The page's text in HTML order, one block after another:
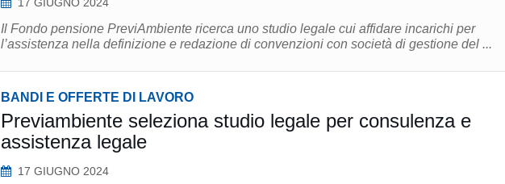
Il Fondo pensione PreviAmbiente ricerca uno studio legale cui affidare incarichi per
l’assistenza nella definizione e redazione di convenzioni con società di gestione del ...
BANDI E OFFERTE DI LAVORO
Previambiente seleziona studio legale per consulenza e
assistenza legale
17 GIUGNO 2024